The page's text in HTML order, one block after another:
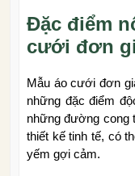
Đặc điểm
cưới đơn
Mẫu áo cưới đơn
những đặc điểm
những đường cong
thiết kế tinh tế, có
yếm gợi cảm.